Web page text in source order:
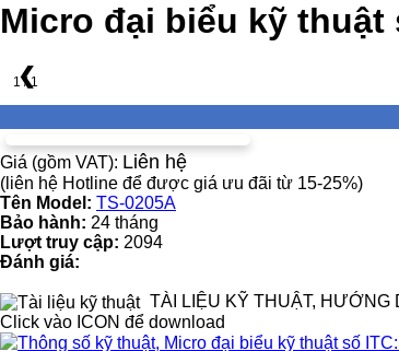
Micro đại biểu kỹ thuật
1 / 1
❮
Giá (gồm VAT): Liên hệ
(liên hệ Hotline để được giá ưu đãi từ 15-25%)
Tên Model: TS-0205A
Bảo hành: 24 tháng
Lượt truy cập: 2094
Đánh giá:
TÀI LIỆU KỸ THUẬT, HƯỚNG
Click vào ICON để download